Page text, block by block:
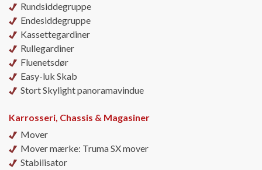
Rundsiddegruppe
Endesiddegruppe
Kassettegardiner
Rullegardiner
Fluenetsdør
Easy-luk Skab
Stort Skylight panoramavindue
Karrosseri, Chassis & Magasiner
Mover
Mover mærke: Truma SX mover
Stabilisator